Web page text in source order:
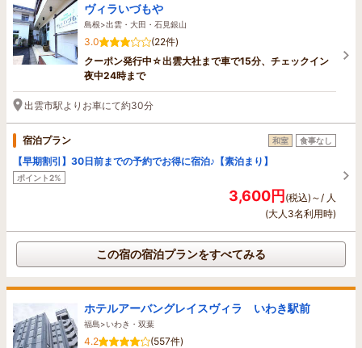
ヴィラいづもや
島根>出雲・大田・石見銀山
3.0
(22件)
クーポン発行中☆出雲大社まで車で15分、チェックイン
夜中24時まで
出雲市駅よりお車にて約30分
宿泊プラン 和室 食事なし
【早期割引】30日前までの予約でお得に宿泊♪【素泊まり】
ポイント2%
3,600円(税込)～/ 人
(大人3名利用時)
この宿の宿泊プランをすべてみる
ホテルアーバングレイスヴィラ いわき駅前
福島>いわき・双葉
4.2
(557件)